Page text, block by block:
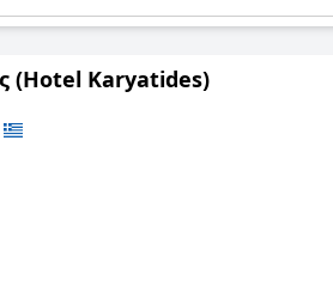
(Hotel Karyatides)